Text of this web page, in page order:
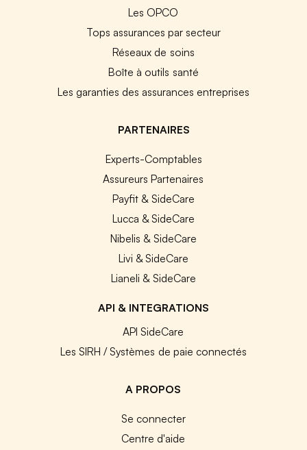
Les OPCO
Tops assurances par secteur
Réseaux de soins
Boîte à outils santé
Les garanties des assurances entreprises
PARTENAIRES
Experts-Comptables
Assureurs Partenaires
Payfit & SideCare
Lucca & SideCare
Nibelis & SideCare
Livi & SideCare
Lianeli & SideCare
API & INTEGRATIONS
API SideCare
Les SIRH / Systèmes de paie connectés
A PROPOS
Se connecter
Centre d'aide